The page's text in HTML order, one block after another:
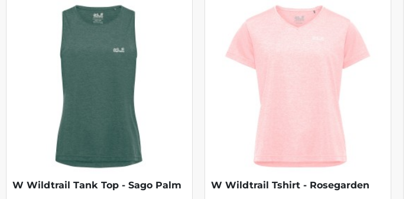
W Wildtrail Tank Top - Sago Palm W Wildtrail Tshirt - Rosegarden